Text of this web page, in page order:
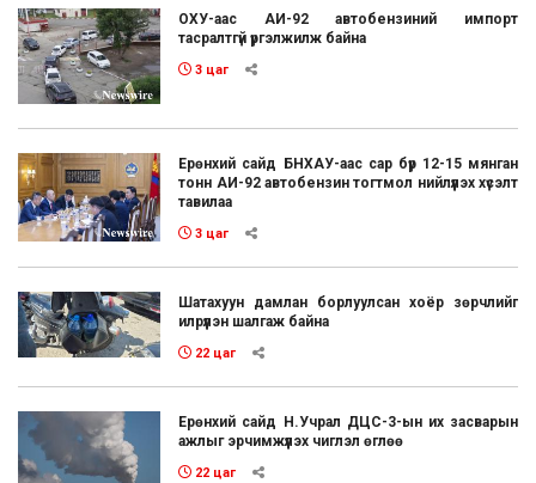
ОХУ-аас АИ-92 автобензиний импорт
тасралтгүй үргэлжилж байна
3 цаг
Ерөнхий сайд БНХАУ-аас сар бүр 12-15 мянган
тонн АИ-92 автобензин тогтмол нийлүүлэх хүсэлт
тавилаа
3 цаг
Шатахуун дамлан борлуулсан хоёр зөрчлийг
илрүүлэн шалгаж байна
22 цаг
Ерөнхий сайд Н.Учрал ДЦС-3-ын их засварын
ажлыг эрчимжүүлэх чиглэл өглөө
22 цаг